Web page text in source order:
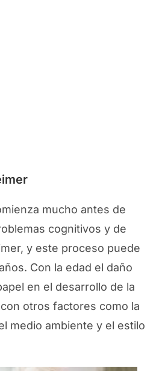
mucho antes de
cognitivos y de
y este proceso puede
Con la edad el daño
en el desarrollo de la
otros factores como la
medio ambiente y el estilo